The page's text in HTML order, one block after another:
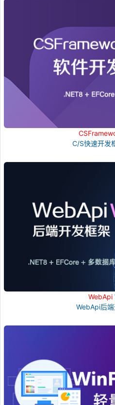
C/S快速开发
WebApi
WebApi后